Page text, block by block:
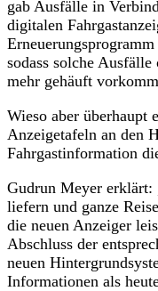
gab Ausfälle in
digitalen
sodass solche
mehr gehäuft
Wieso aber überhaupt
Anzeigetafeln an den
Fahrgastinformation
Gudrun Meyer
liefern und ganze
die neuen Anzeiger
Abschluss der
neuen
Informationen als